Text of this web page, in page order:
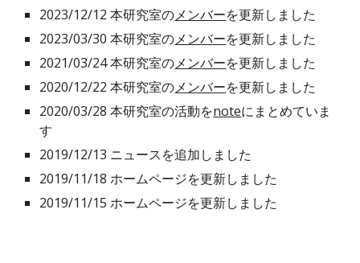
2023/12/12本研究室のメンバーを更新しました
2023/03/30 本研究室のメンバーを更新しました
2021/03/24 本研究室のメンバーを更新しました
2020/12/22 本研究室のメンバーを更新しました
2020/03/28 本研究室の活動をnoteにまとめていま
す
2019/12/13 ニュースを追加しました
2019/11/18 ホームページを更新しました
2019/11/15 ホームページを更新しました